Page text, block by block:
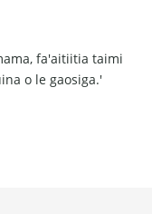
fa'aitiitia taimi
o le gaosiga.'